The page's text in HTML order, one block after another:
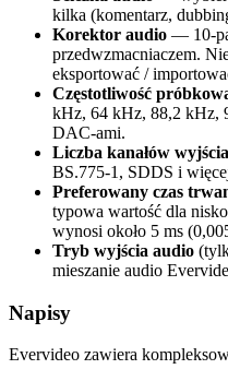
kilka (komentarz,
Korektor audio — 10-
przedwzmacniaczem.
eksportować /
Częstotliwość
kHz, 64 kHz, 88,2 kHz,
DAC-ami.
Liczba kanałów
BS.775-1, SDDS i
Preferowany czas
typowa wartość dla
wynosi około 5 ms
Tryb wyjścia audio
mieszanie audio
Napisy
Evervideo zawiera